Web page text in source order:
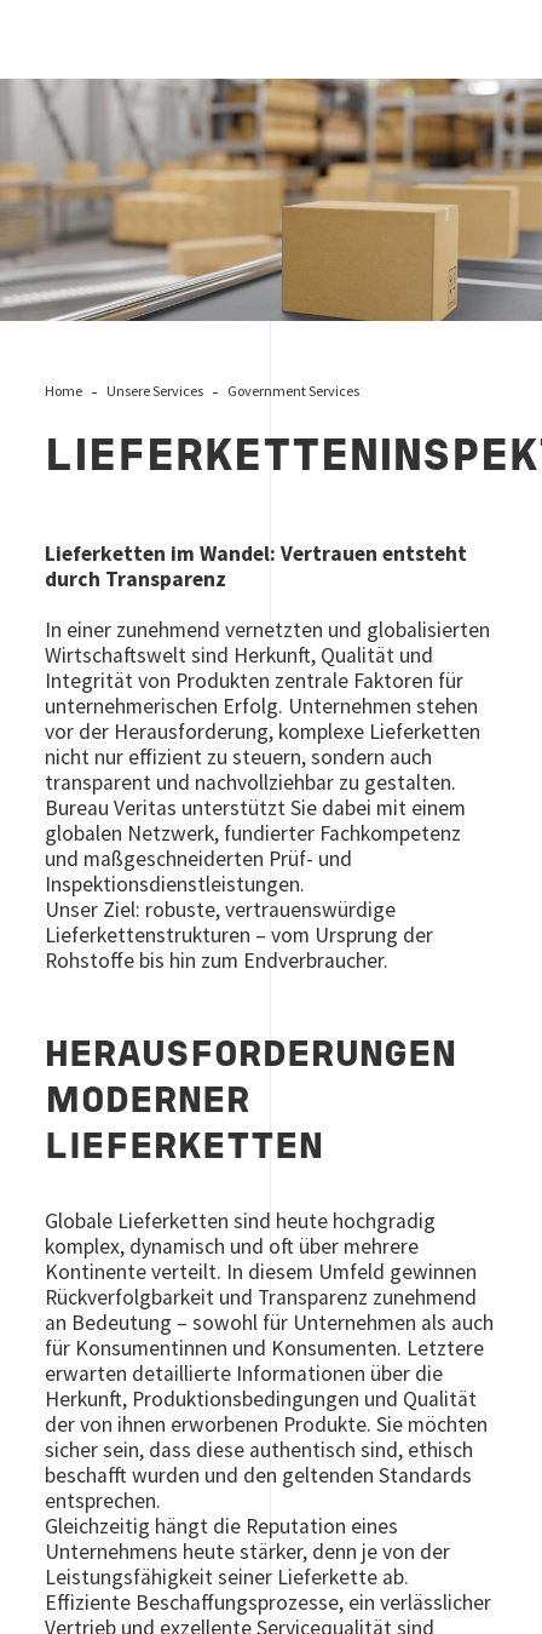
Lieferketteninspektionen
Home Unsere Services Government Services
Lieferketten im Wandel: Vertrauen entsteht
durch Transparenz
In einer zunehmend vernetzten und globalisierten
Wirtschaftswelt sind Herkunft, Qualität und
Integrität von Produkten zentrale Faktoren für
unternehmerischen Erfolg. Unternehmen stehen
vor der Herausforderung, komplexe Lieferketten
nicht nur effizient zu steuern, sondern auch
transparent und nachvollziehbar zu gestalten.
Bureau Veritas unterstützt Sie dabei mit einem
globalen Netzwerk, fundierter Fachkompetenz
und maßgeschneiderten Prüf- und
Inspektionsdienstleistungen.
Unser Ziel: robuste, vertrauenswürdige
Lieferkettenstrukturen – vom Ursprung der
Rohstoffe bis hin zum Endverbraucher.
HERAUSFORDERUNGEN
MODERNER
LIEFERKETTEN
Globale Lieferketten sind heute hochgradig
komplex, dynamisch und oft über mehrere
Kontinente verteilt. In diesem Umfeld gewinnen
Rückverfolgbarkeit und Transparenz zunehmend
an Bedeutung – sowohl für Unternehmen als auch
für Konsumentinnen und Konsumenten. Letztere
erwarten detaillierte Informationen über die
Herkunft, Produktionsbedingungen und Qualität
der von ihnen erworbenen Produkte. Sie möchten
sicher sein, dass diese authentisch sind, ethisch
beschafft wurden und den geltenden Standards
entsprechen.
Gleichzeitig hängt die Reputation eines
Unternehmens heute stärker, denn je von der
Leistungsfähigkeit seiner Lieferkette ab.
Effiziente Beschaffungsprozesse, ein verlässlicher
Vertrieb und exzellente Servicequalität sind